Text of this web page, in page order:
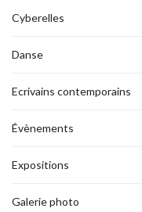
Cyberelles
Danse
Ecrivains contemporains
Évènements
Expositions
Galerie photo